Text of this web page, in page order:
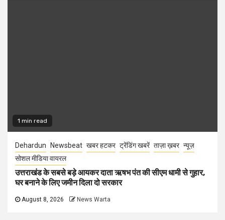
1 min read
Dehardun Newsbeat खबर हटकर ट्रेंडिंग खबरें ताज़ा ख़बर न्यूज़
सोशल मीडिया वायरल
उत्तराखंड के सबसे बड़े आयकर दाता ऋषभ पंत की सीएम धामी से गुहार,
घर बनाने के लिए जमीन दिला दो सरकार
August 8, 2026 News Warta